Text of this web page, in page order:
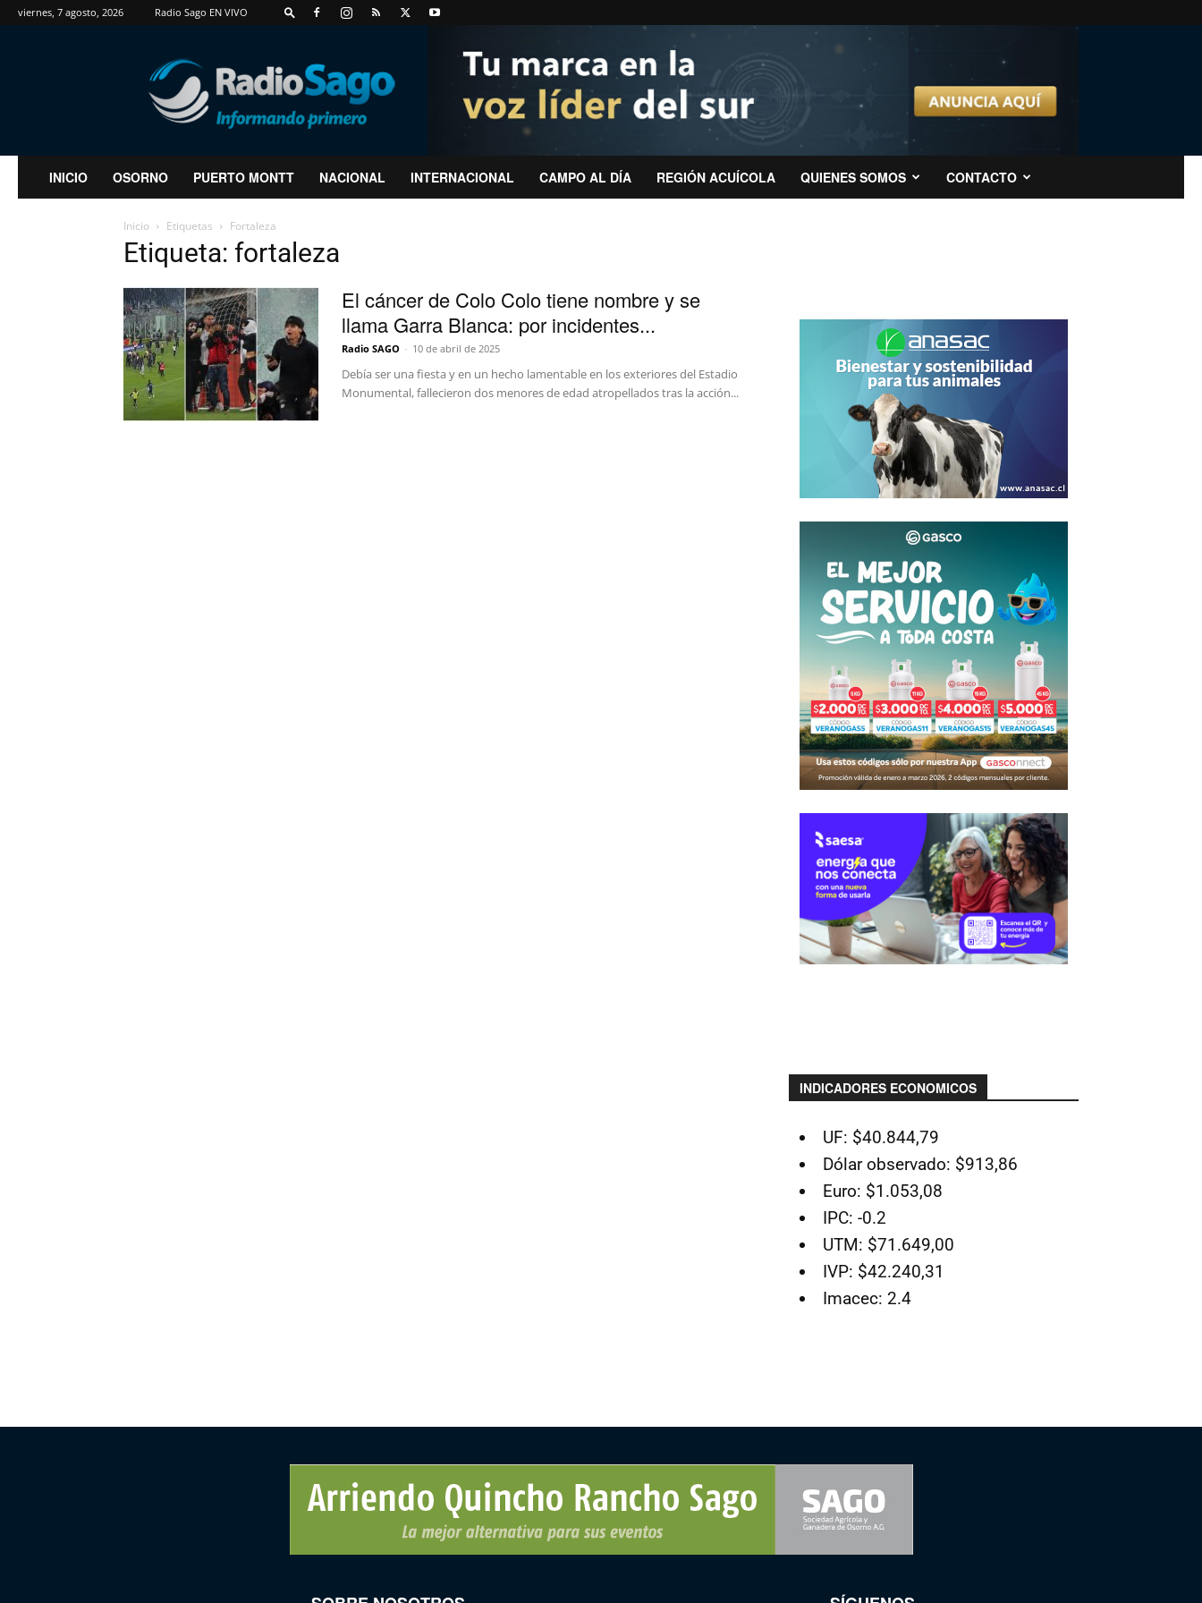
viernes, 7 agosto, 2026 Radio Sago EN VIVO
RadioSago
INICIO OSORNO PUERTO MONTT NACIONAL INTERNACIONAL CAMPO AL DÍA REGIÓN ACUÍCOLA QUIENES SOMOS CONTACTO
Inicio Etiquetas Fortaleza
Etiqueta: fortaleza
El cáncer de Colo Colo tiene nombre y se
llama Garra Blanca: por incidentes...
Radio SAGO - 10 de abril de 2025
Debía ser una fiesta y en un hecho lamentable en los exteriores del Estadio
Monumental, fallecieron dos menores de edad atropellados tras la acción...
INDICADORES ECONOMICOS
UF: $40.844,79
Dólar observado: $913,86
Euro: $1.053,08
IPC: -0.2
UTM: $71.649,00
IVP: $42.240,31
Imacec: 2.4